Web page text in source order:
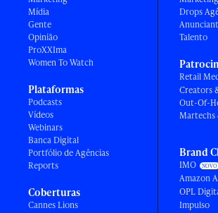
Mídia
Gente
Opinião
ProXXIma
Women To Watch
Plataformas
Podcasts
Vídeos
Webinars
Banca Digital
Portfólio de Agências
Reports
Coberturas
Cannes Lions
Drops
Talento
Retail
Creators
Out-Of-
Martechs
Brand
IMO
Amazon
OPL
Impulso